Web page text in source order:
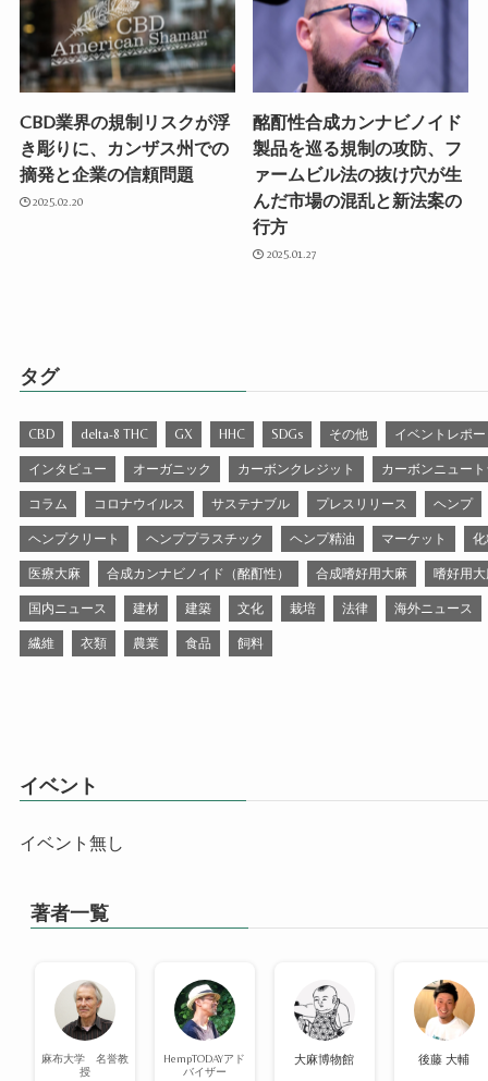
CBD業界の規制リスクが浮
き彫りに、カンザス州での
摘発と企業の信頼問題
2025.02.20
酩酊性合成カンナビノイド
製品を巡る規制の攻防、フ
ァームビル法の抜け穴が生
んだ市場の混乱と新法案の
行方
2025.01.27
タグ
CBD delta-8 THC GX HHC SDGs その他 イベントレポ
インタビュー オーガニック カーボンクレジット カーボンニュー
コラム コロナウイルス サステナブル プレスリリース ヘンプ
ヘンプクリート ヘンププラスチック ヘンプ精油 マーケット
医療大麻 合成カンナビノイド（酩酊性） 合成嗜好用大麻 嗜好用
国内ニュース 建材 建築 文化 栽培 法律 海外ニュース
繊維 衣類 農業 食品 飼料
イベント
イベント無し
著者一覧
麻布大学 名誉教
授
HempTODAYアド
バイザー
大麻博物館 後藤 大輔